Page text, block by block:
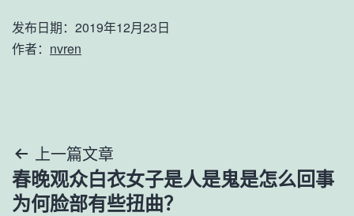
发布日期： 2019年12月23日
作者： nvren
文
章
上一篇文章
春晚观众白衣女子是人是鬼是怎么回事
为何脸部有些扭曲？